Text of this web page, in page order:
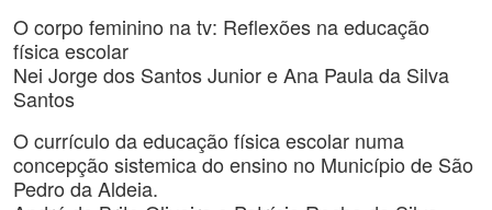
O corpo feminino na tv: Reflexões na educação
física escolar
Nei Jorge dos Santos Junior e Ana Paula da Silva
Santos
O currículo da educação física escolar numa
concepção sistemica do ensino no Município de São
Pedro da Aldeia.